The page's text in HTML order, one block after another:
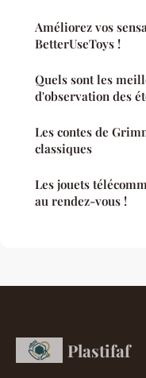
Améliorez vos
BetterUseToys !
Quels sont les
d'observation des
Les contes de
classiques
Les jouets
au rendez-vous !
Plastifaf